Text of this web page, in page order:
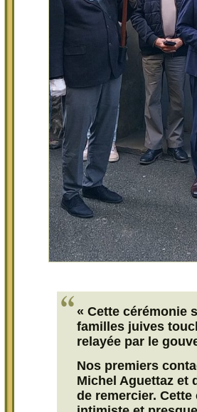
« Cette cérémonie
familles juives
relayée par le
Nos premiers
Michel Aguettaz et
de remercier.